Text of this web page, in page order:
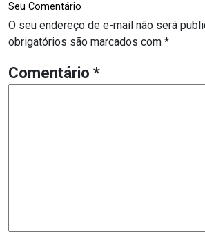
Seu Comentário
O seu endereço de e-mail não será
obrigatórios são marcados com *
Comentário *